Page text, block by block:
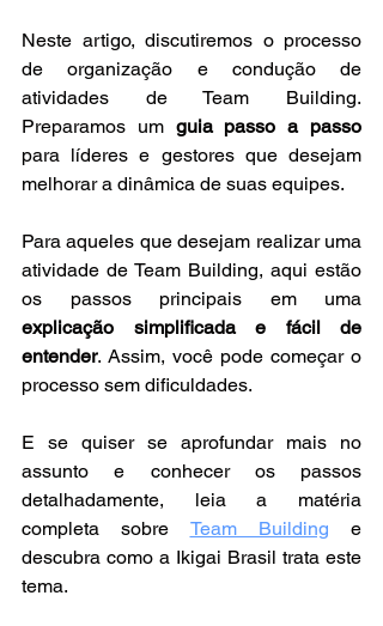
Neste artigo, discutiremos o processo
de organização e condução de
atividades de Team Building.
Preparamos um guia passo a passo
para líderes e gestores que desejam
melhorar a dinâmica de suas equipes.
Para aqueles que desejam realizar uma
atividade de Team Building, aqui estão
explicação simplificada e fácil de
entender. Assim, você pode começar o
processo sem dificuldades.
E se quiser se aprofundar mais no
assunto e conhecer os passos
detalhadamente, leia a matéria
completa sobre Team Building e
descubra como a Ikigai Brasil trata este
tema.